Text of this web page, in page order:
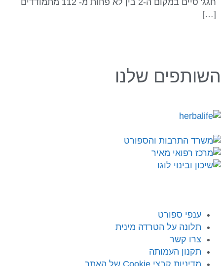
חגג' סיים במקום ה-2 בין לא פחות מ- 112 מתמודדים
[…]
השותפים שלנו
ענפי ספורט
תלונה על הטרדה מינית
צרו קשר
תקנון העמותה
מדיניות קבצי Cookie של האתר